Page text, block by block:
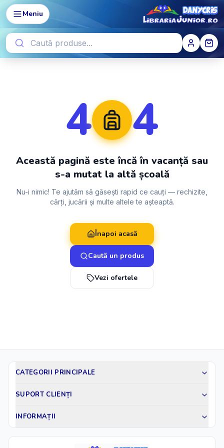
Meniu
4 4
Această pagină este încă în vacanță sau
s-a mutat la altă școală
Nu-i nimic! Te ajutăm să găsești rapid ce cauți — rechizite,
cărți, jucării și multe altele te așteaptă.
Înapoi acasă
Caută un produs
Vezi ofertele
CATEGORII PRINCIPALE
SUPORT CLIENȚI
INFORMAȚII